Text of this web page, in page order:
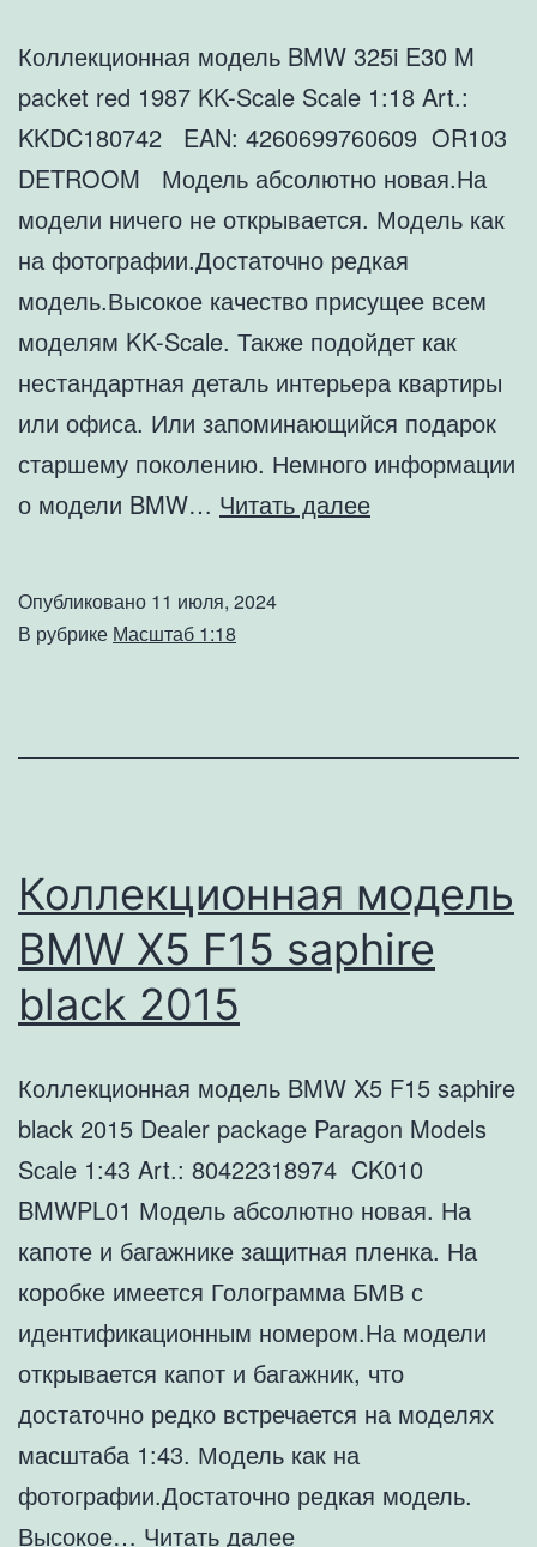
Коллекционная модель BMW 325i E30 M
packet red 1987 KK-Scale Scale 1:18 Art.:
KKDC180742 EAN: 4260699760609 OR103
DETROOM Модель абсолютно новая.На
модели ничего не открывается. Модель как
на фотографии.Достаточно редкая
модель.Высокое качество присущее всем
моделям KK-Scale. Также подойдет как
нестандартная деталь интерьера квартиры
или офиса. Или запоминающийся подарок
старшему поколению. Немного информации
о модели BMW… Читать далее
Опубликовано 11 июля, 2024
В рубрике Масштаб 1:18
Коллекционная модель
BMW X5 F15 saphire
black 2015
Коллекционная модель BMW X5 F15 saphire
black 2015 Dealer package Paragon Models
Scale 1:43 Art.: 80422318974 CK010
BMWPL01 Модель абсолютно новая. На
капоте и багажнике защитная пленка. На
коробке имеется Голограмма БМВ с
идентификационным номером.На модели
открывается капот и багажник, что
достаточно редко встречается на моделях
масштаба 1:43. Модель как на
фотографии.Достаточно редкая модель.
Высокое… Читать далееКоллекционная